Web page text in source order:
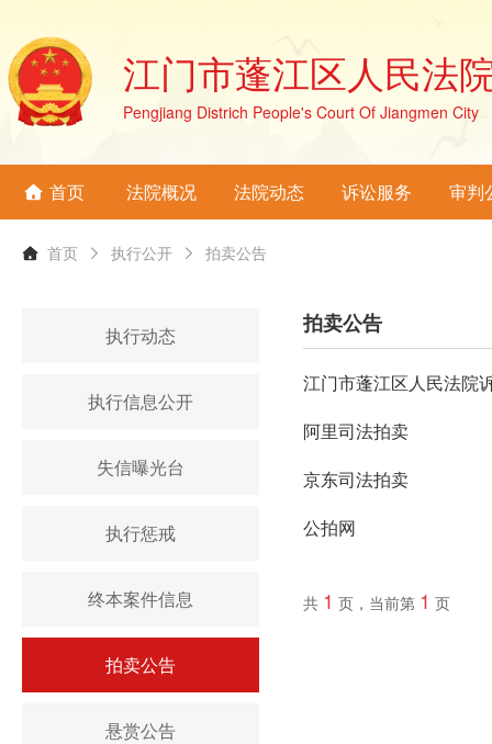
江门市蓬江区人民法
Pengjiang Districh People's Court Of Jiangmen City
首页 法院概况 法院动态 诉讼服务 审判
首页 执行公开 拍卖公告
执行动态
执行信息公开
失信曝光台
执行惩戒
终本案件信息
拍卖公告
悬赏公告
拍卖公告
江门市蓬江区人民法院
阿里司法拍卖
京东司法拍卖
公拍网
共 1 页，当前第 1 页